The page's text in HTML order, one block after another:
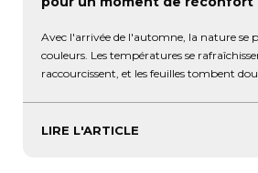
Avec l'arrivée de l'automne, la nature se
couleurs. Les températures se
raccourcissent, et les feuilles tombent
LIRE L'ARTICLE